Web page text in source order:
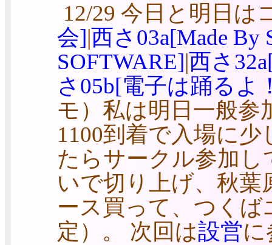
12/29 今日と明日は
会]|西さ03a[Made By
SOFTWARE]|西さ
さ05b[電子は踊るよ
モ）私は明日一般
1100到着で入場に
たらサークル参加し
いで切り上げ、秋葉
ース買って、つく
定）。 次回は設営